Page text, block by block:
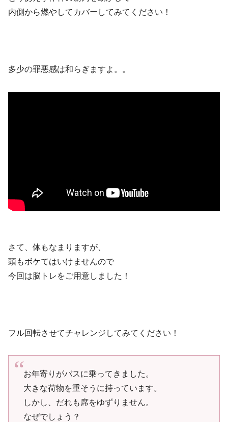
内側から燃やしてカバーしてみてください！
多少の罪悪感は和らぎますよ。。
さて、体もなまりますが、
頭もボケてはいけませんので
今回は脳トレをご用意しました！
フル回転させてチャレンジしてみてください！
お年寄りがバスに乗ってきました。
大きな荷物を重そうに持っています。
しかし、だれも席をゆずりません。
なぜでしょう？